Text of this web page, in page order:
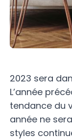
2023 sera
L’année
tendance du
année ne
styles